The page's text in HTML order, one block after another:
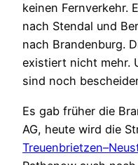
keinen Fernverkehr.
nach Stendal und
nach Brandenburg.
existiert nicht mehr.
sind noch
Es gab früher die
AG, heute wird die